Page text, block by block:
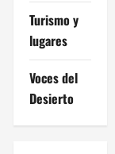
Turismo y
lugares
Voces del
Desierto